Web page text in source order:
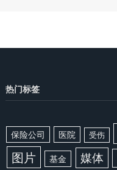
热门标签
保险公司 医院 受伤
图片 基金 媒体